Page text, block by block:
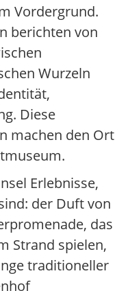
Vordergrund.
berichten von
Wurzeln
Diese
machen den Ort
Erlebnisse,
der Duft von
das
Strand spielen,
traditioneller